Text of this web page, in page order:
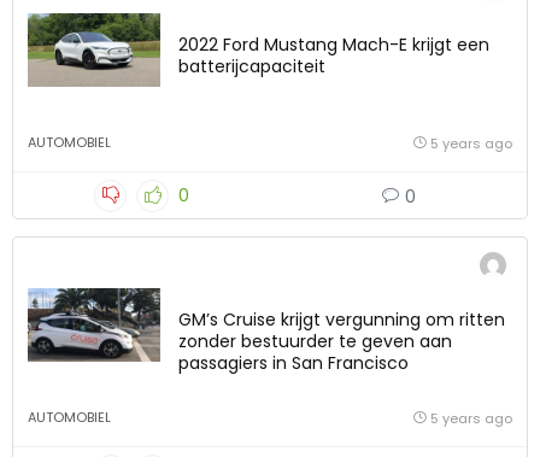
2022 Ford Mustang Mach-E krijgt een
batterijcapaciteit
AUTOMOBIEL 5 years ago
0 0
GM’s Cruise krijgt vergunning om ritten
zonder bestuurder te geven aan
passagiers in San Francisco
AUTOMOBIEL 5 years ago